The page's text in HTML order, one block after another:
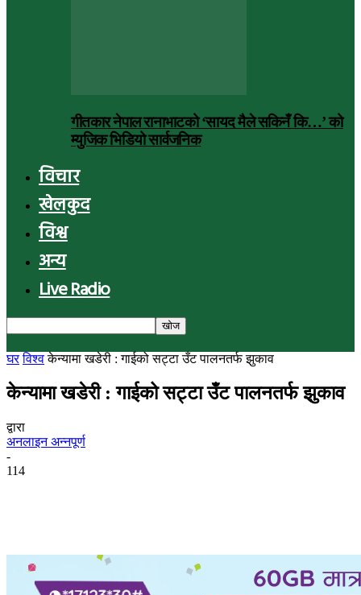
गीतकार नेपाल रानाभाटको ‘सायद मैले सकिनँ कि…’ को
म्युजिक भिडियो सार्वजनिक
विचार
खेलकुद
विश्व
अन्य
Live Radio
घर विश्व केन्यामा खडेरी : गाईको सट्टा उँट पालनतर्फ झुकाव
केन्यामा खडेरी : गाईको सट्टा उँट पालनतर्फ झुकाव
द्वारा
अनलाइन अन्नपूर्ण
-
114